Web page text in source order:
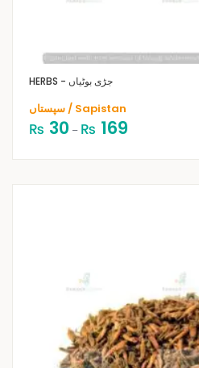
HERBS - جڑی بوٹیاں
سپستاں / Sapistan
₨ 30 – ₨ 169